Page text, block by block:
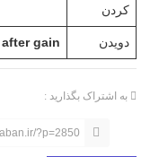
کردن
دویدن gain.
به اشتراک بگذارید :
?p=2850